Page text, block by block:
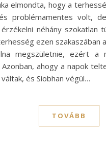
elmondta, hogy a
problémamentes volt,
néhány szokatlan
ezen szakaszában
megszületnie, ezért a
ahogy a napok
és Siobhan végül…
TOVÁBB